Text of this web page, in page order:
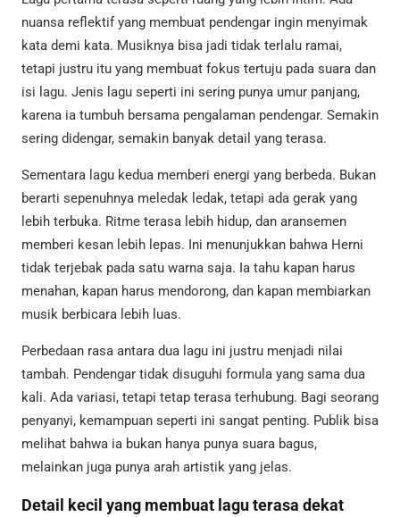
nuansa reflektif yang membuat pendengar ingin menyimak
kata demi kata. Musiknya bisa jadi tidak terlalu ramai,
tetapi justru itu yang membuat fokus tertuju pada suara dan
isi lagu. Jenis lagu seperti ini sering punya umur panjang,
karena ia tumbuh bersama pengalaman pendengar. Semakin
sering didengar, semakin banyak detail yang terasa.
Sementara lagu kedua memberi energi yang berbeda. Bukan
berarti sepenuhnya meledak ledak, tetapi ada gerak yang
lebih terbuka. Ritme terasa lebih hidup, dan aransemen
memberi kesan lebih lepas. Ini menunjukkan bahwa Herni
tidak terjebak pada satu warna saja. Ia tahu kapan harus
menahan, kapan harus mendorong, dan kapan membiarkan
musik berbicara lebih luas.
Perbedaan rasa antara dua lagu ini justru menjadi nilai
tambah. Pendengar tidak disuguhi formula yang sama dua
kali. Ada variasi, tetapi tetap terasa terhubung. Bagi seorang
penyanyi, kemampuan seperti ini sangat penting. Publik bisa
melihat bahwa ia bukan hanya punya suara bagus,
melainkan juga punya arah artistik yang jelas.
Detail kecil yang membuat lagu terasa dekat